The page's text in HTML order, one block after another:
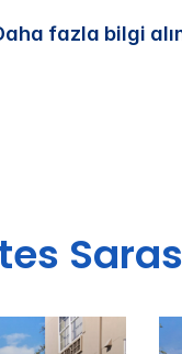
fazla bilgi